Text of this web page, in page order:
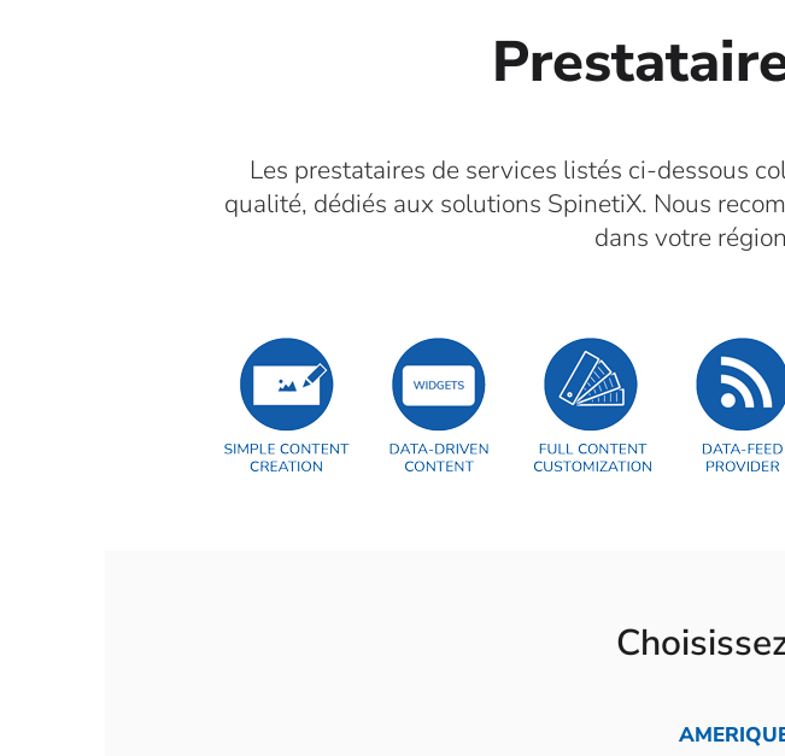
Les prestataires de services listés ci-dessous
qualité, dédiés aux solutions SpinetiX. Nous
dans votre